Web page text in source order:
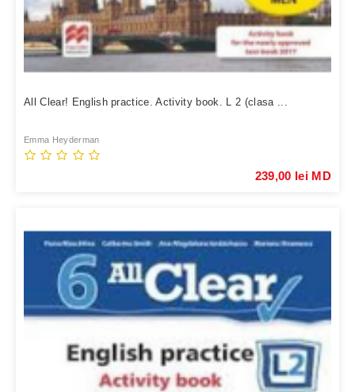
All Clear! English practice. Activity book. L 2 (clasa ...
Emma Heyderman
239,00 lei MD